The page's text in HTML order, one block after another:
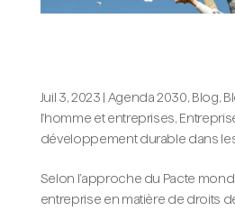
Juil 3, 2023 | Agenda 2030, Blog,
l'homme et entreprises,
développement durable dans
Selon l’approche du Pacte
entreprise en matière de droits